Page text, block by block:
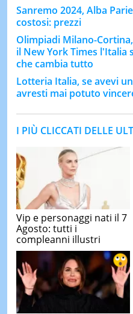
Sanremo 2024, Alba
costosi: prezzi
Olimpiadi Milano-
il New York Times l'Italia
che cambia tutto
Lotteria Italia, se avevi
avresti mai potuto
I PIÙ CLICCATI DELLE
Vip e personaggi nati il 7
Agosto: tutti i
compleanni illustri